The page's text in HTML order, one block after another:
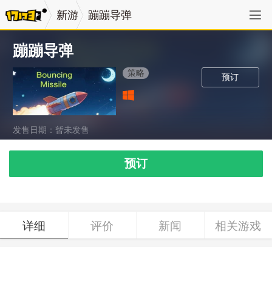
新游 蹦蹦导弹
蹦蹦导弹
预订
策略
发售日期：暂未发售
预订
详细 评价 新闻 相关游戏